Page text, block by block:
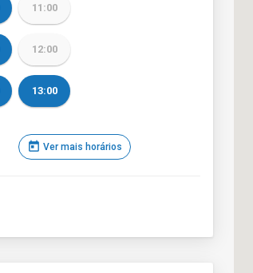
11:00
12:00
13:00
today Ver mais horários